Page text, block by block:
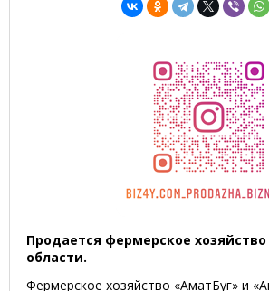
Продается фермерское хозяйство
области.
Фермерское хозяйство «АматБуг» и